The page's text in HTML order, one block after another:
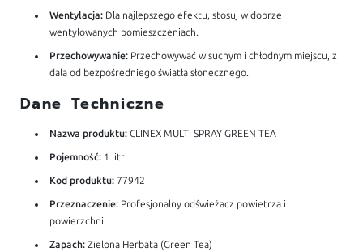
Wentylacja: Dla najlepszego efektu, stosuj w dobrze
wentylowanych pomieszczeniach.
Przechowywanie: Przechowywać w suchym i chłodnym miejscu, z
dala od bezpośredniego światła słonecznego.
Dane Techniczne
Nazwa produktu: CLINEX MULTI SPRAY GREEN TEA
Pojemność: 1 litr
Kod produktu: 77942
Przeznaczenie: Profesjonalny odświeżacz powietrza i
powierzchni
Zapach: Zielona Herbata (Green Tea)